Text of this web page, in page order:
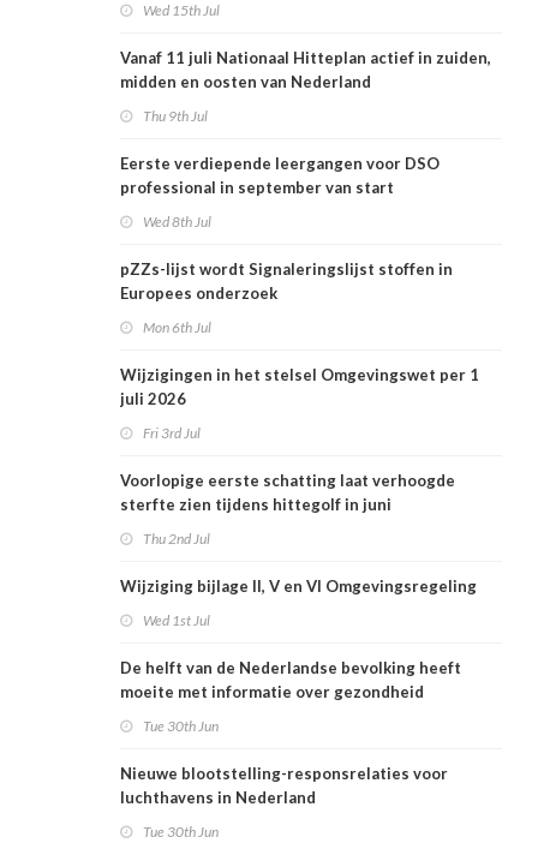
Wed 15th Jul
Vanaf 11 juli Nationaal Hitteplan actief in zuiden,
midden en oosten van Nederland
Thu 9th Jul
Eerste verdiepende leergangen voor DSO
professional in september van start
Wed 8th Jul
pZZs-lijst wordt Signaleringslijst stoffen in
Europees onderzoek
Mon 6th Jul
Wijzigingen in het stelsel Omgevingswet per 1
juli 2026
Fri 3rd Jul
Voorlopige eerste schatting laat verhoogde
sterfte zien tijdens hittegolf in juni
Thu 2nd Jul
Wijziging bijlage II, V en VI Omgevingsregeling
Wed 1st Jul
De helft van de Nederlandse bevolking heeft
moeite met informatie over gezondheid
Tue 30th Jun
Nieuwe blootstelling-responsrelaties voor
luchthavens in Nederland
Tue 30th Jun